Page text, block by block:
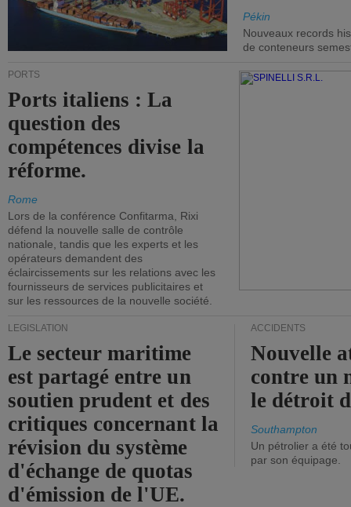
Pékin
Nouveaux records
de conteneurs
PORTS
Ports italiens : La
question des
compétences divise la
réforme.
Rome
Lors de la conférence Confitarma, Rixi
défend la nouvelle salle de contrôle
nationale, tandis que les experts et les
opérateurs demandent des
éclaircissements sur les relations avec les
fournisseurs de services publicitaires et
sur les ressources de la nouvelle société.
LÉGISLATION
Le secteur maritime
est partagé entre un
soutien prudent et des
critiques concernant la
révision du système
d'échange de quotas
d'émission de l'UE.
ACCIDENTS
Nouvelle
contre un
le détroit
Southampton
Un pétrolier a été
par son équipage.